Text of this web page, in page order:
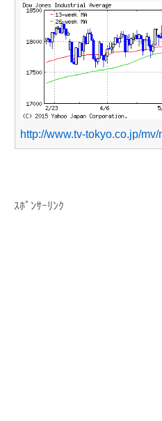
http://www.tv-tokyo.co.jp/
ｽﾎﾟﾝｻｰﾘﾝｸ